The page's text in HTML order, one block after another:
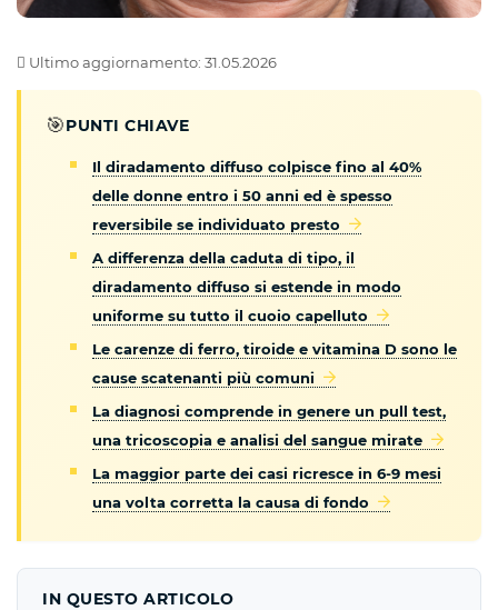
Ultimo aggiornamento: 31.05.2026
🎯PUNTI CHIAVE
Il diradamento diffuso colpisce fino al 40%
delle donne entro i 50 anni ed è spesso
reversibile se individuato presto
A differenza della caduta di tipo, il
diradamento diffuso si estende in modo
uniforme su tutto il cuoio capelluto
Le carenze di ferro, tiroide e vitamina D sono le
cause scatenanti più comuni
La diagnosi comprende in genere un pull test,
una tricoscopia e analisi del sangue mirate
La maggior parte dei casi ricresce in 6-9 mesi
una volta corretta la causa di fondo
IN QUESTO ARTICOLO